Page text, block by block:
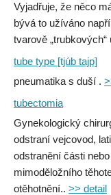
Vyjadřuje, že něco
bývá to užíváno
tvarově „trubkových“
tube type [tjúb tajp]
pneumatika s duší .
tubectomia
Gynekologický
odstraní vejcovod,
odstranění části
mimoděložního
otěhotnění.. >> detail